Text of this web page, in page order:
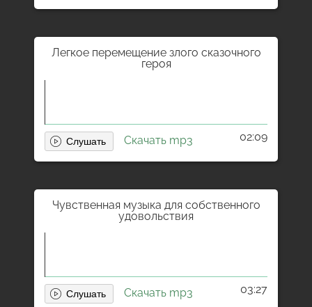
Легкое перемещение злого сказочного
героя
Скачать mp3 02:09
Чувственная музыка для собственного
удовольствия
Скачать mp3 03:27